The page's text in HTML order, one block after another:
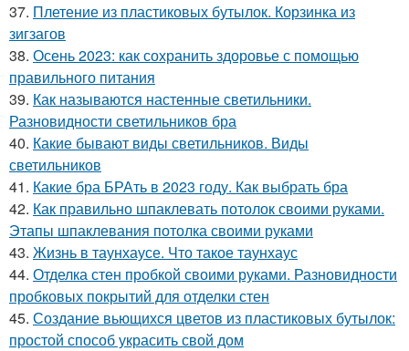
37. Плетение из пластиковых бутылок. Корзинка из
зигзагов
38. Осень 2023: как сохранить здоровье с помощью
правильного питания
39. Как называются настенные светильники.
Разновидности светильников бра
40. Какие бывают виды светильников. Виды
светильников
41. Какие бра БРАть в 2023 году. Как выбрать бра
42. Как правильно шпаклевать потолок своими руками.
Этапы шпаклевания потолка своими руками
43. Жизнь в таунхаусе. Что такое таунхаус
44. Отделка стен пробкой своими руками. Разновидности
пробковых покрытий для отделки стен
45. Создание вьющихся цветов из пластиковых бутылок:
простой способ украсить свой дом